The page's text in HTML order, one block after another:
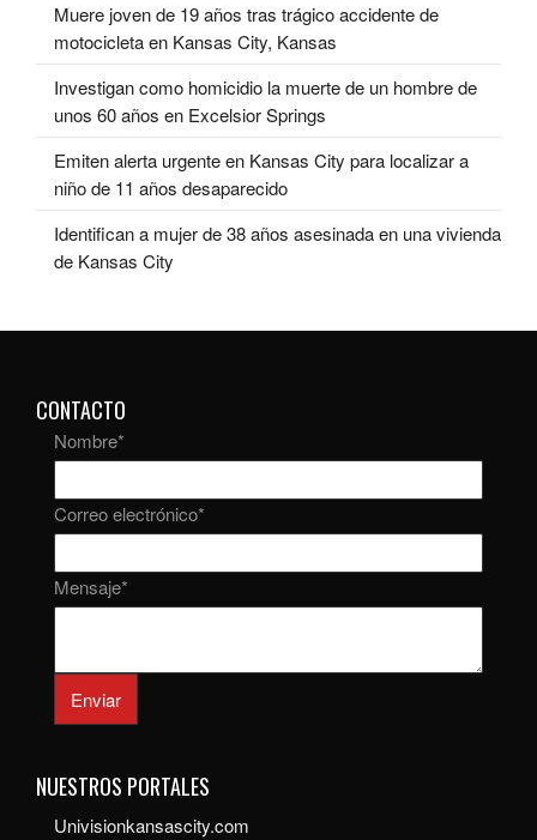
Muere joven de 19 años tras trágico accidente de
motocicleta en Kansas City, Kansas
Investigan como homicidio la muerte de un hombre de
unos 60 años en Excelsior Springs
Emiten alerta urgente en Kansas City para localizar a
niño de 11 años desaparecido
Identifican a mujer de 38 años asesinada en una vivienda
de Kansas City
CONTACTO
Nombre*
Correo electrónico*
Mensaje*
Enviar
NUESTROS PORTALES
Univisionkansascity.com